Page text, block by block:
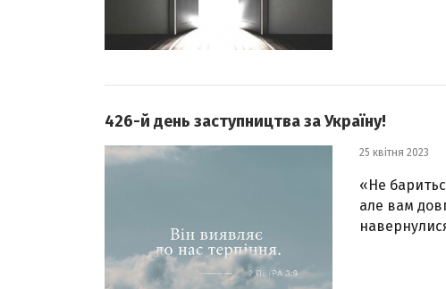
426-й день заступництва за Україну!
25 квітня 2023
«Не
але вам